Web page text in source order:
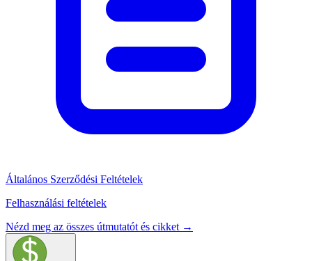
Általános Szerződési Feltételek
Felhasználási feltételek
Nézd meg az összes útmutatót és cikket →